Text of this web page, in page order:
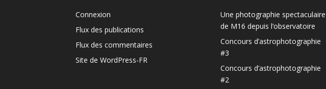
Connexion
Flux des publications
Flux des commentaires
Site de WordPress-FR
Une photographie spectaculaire
de M16 depuis l’observatoire
Concours d’astrophotographie
#3
Concours d’astrophotographie
#2